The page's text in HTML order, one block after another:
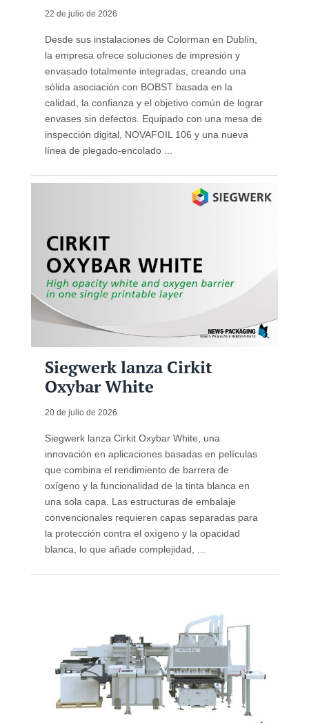
22 de julio de 2026
Desde sus instalaciones de Colorman en Dublín,
la empresa ofrece soluciones de impresión y
envasado totalmente integradas, creando una
sólida asociación con BOBST basada en la
calidad, la confianza y el objetivo común de lograr
envases sin defectos. Equipado con una mesa de
inspección digital, NOVAFOIL 106 y una nueva
línea de plegado-encolado ...
Siegwerk lanza Cirkit
Oxybar White
20 de julio de 2026
Siegwerk lanza Cirkit Oxybar White, una
innovación en aplicaciones basadas en películas
que combina el rendimiento de barrera de
oxígeno y la funcionalidad de la tinta blanca en
una sola capa. Las estructuras de embalaje
convencionales requieren capas separadas para
la protección contra el oxígeno y la opacidad
blanca, lo que añade complejidad, ...